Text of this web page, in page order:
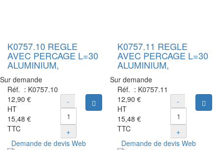
K0757.10 REGLE
AVEC PERCAGE L=30
ALUMINIUM,
Sur demande
Réf. : K0757.10
12,90 €
HT
15,48 €
TTC
-
+
Ajouter au panier
K0757.11 REGLE
AVEC PERCAGE L=30
ALUMINIUM,
Sur demande
Réf. : K0757.11
12,90 €
HT
15,48 €
TTC
-
+
Demande de devis Web Demande de devis Web